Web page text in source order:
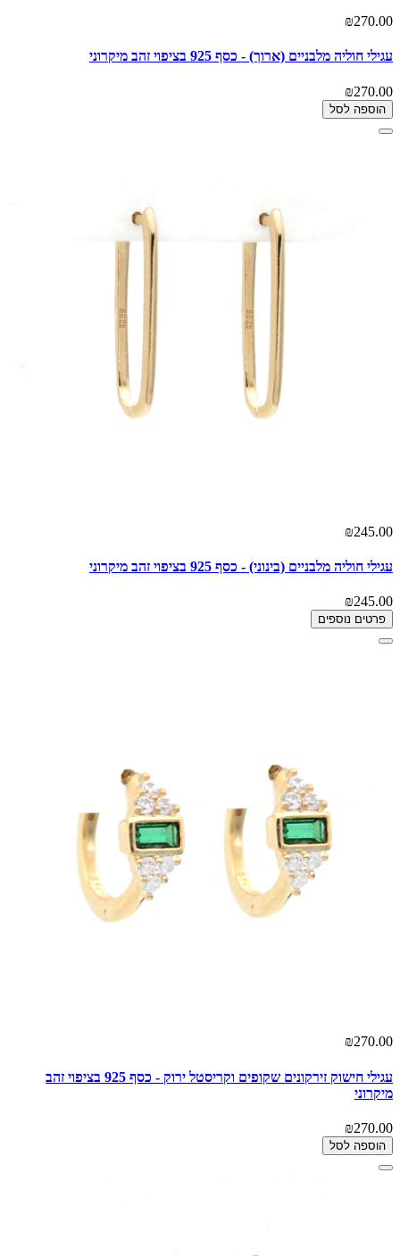
₪270.00
עגילי חוליה מלבניים (ארוך) - כסף 925 בציפוי זהב מיקרוני
₪270.00
הוספה לסל
₪245.00
עגילי חוליה מלבניים (בינוני) - כסף 925 בציפוי זהב מיקרוני
₪245.00
פרטים נוספים
₪270.00
עגילי חישוק זירקונים שקופים וקריסטל ירוק - כסף 925 בציפוי זהב
מיקרוני
₪270.00
הוספה לסל